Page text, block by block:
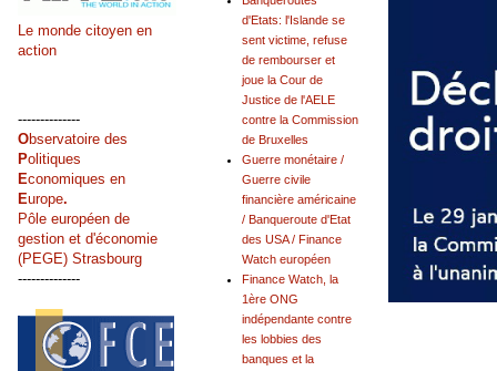
d'Etats: l'Islande se
sent victime, refuse
de rembourser et
joue la Cour de
Justice de l'AELE
contre la Commission
de Bruxelles
Guerre monétaire /
Guerre civile
financière américaine
/ Banqueroute d'Etat
des USA / Finance
Watch européen
Finance Watch, la
1ère ONG
indépendante contre
les lobbies des
banques et la
Le monde citoyen en
action
--------------
Observatoire des
Politiques
Economiques en
Europe.
Pôle européen de
gestion et d'économie
(PEGE) Strasbourg
--------------